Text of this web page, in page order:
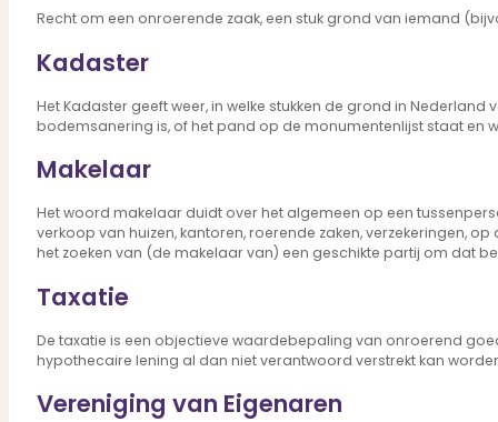
Stille Verkoop
Nieuwbouw verkopen
Verhuren
Verhuur uw woning via ons netwerk
Huurwoningen én beheer op maat
Wil jij jouw huis renoveren? Geen probleem!
Alle diensten
Over PUUR*
Recht om een onroerende zaak, een stuk grond van iemand
Kadaster
Het Kadaster geeft weer, in welke stukken de grond in
bodemsanering is, of het pand op de monumentenlijst staat en
Makelaar
Het woord makelaar duidt over het algemeen op een
verkoop van huizen, kantoren, roerende zaken, verzekeringen,
het zoeken van (de makelaar van) een geschikte partij om dat
Taxatie
De taxatie is een objectieve waardebepaling van onroerend
hypothecaire lening al dan niet verantwoord verstrekt kan
Vereniging van Eigenaren